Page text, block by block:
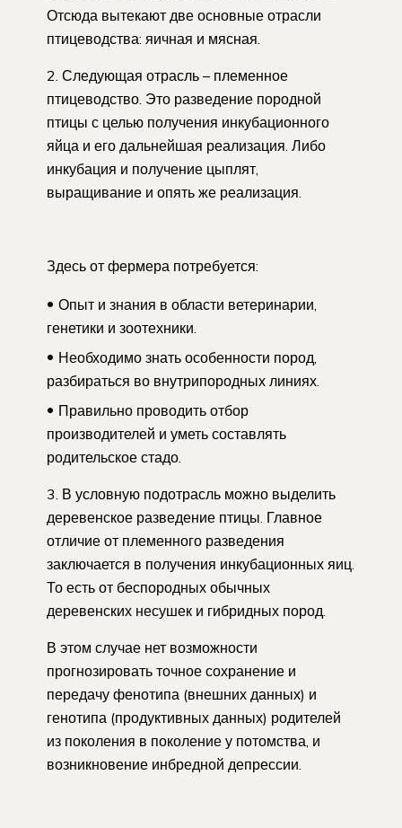
Отсюда вытекают две основные отрасли
птицеводства: яичная и мясная.
2. Следующая отрасль – племенное
птицеводство. Это разведение породной
птицы с целью получения инкубационного
яйца и его дальнейшая реализация. Либо
инкубация и получение цыплят,
выращивание и опять же реализация.
Здесь от фермера потребуется:
Опыт и знания в области ветеринарии,
генетики и зоотехники.
Необходимо знать особенности пород,
разбираться во внутрипородных линиях.
Правильно проводить отбор
производителей и уметь составлять
родительское стадо.
3. В условную подотрасль можно выделить
деревенское разведение птицы. Главное
отличие от племенного разведения
заключается в получения инкубационных яиц.
То есть от беспородных обычных
деревенских несушек и гибридных пород.
В этом случае нет возможности
прогнозировать точное сохранение и
передачу фенотипа (внешних данных) и
генотипа (продуктивных данных) родителей
из поколения в поколение у потомства, и
возникновение инбредной депрессии.